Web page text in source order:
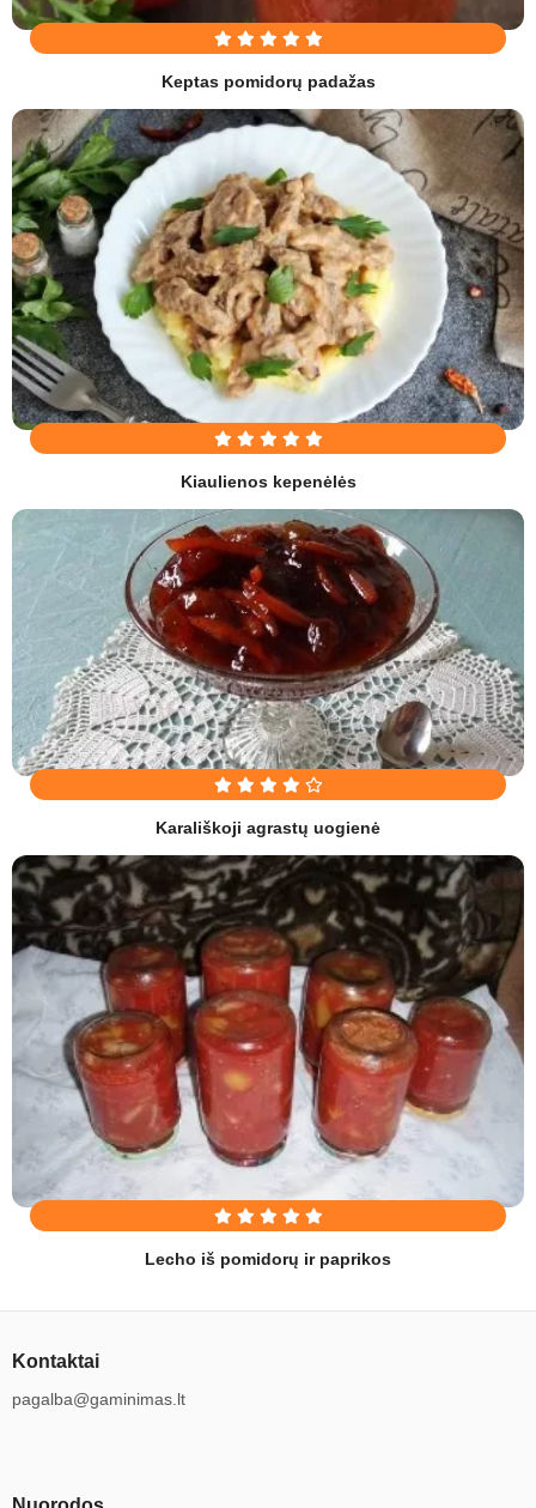
Keptas pomidorų padažas
Kiaulienos kepenėlės
Karališkoji agrastų uogienė
Lecho iš pomidorų ir paprikos
Kontaktai
pagalba@gaminimas.lt